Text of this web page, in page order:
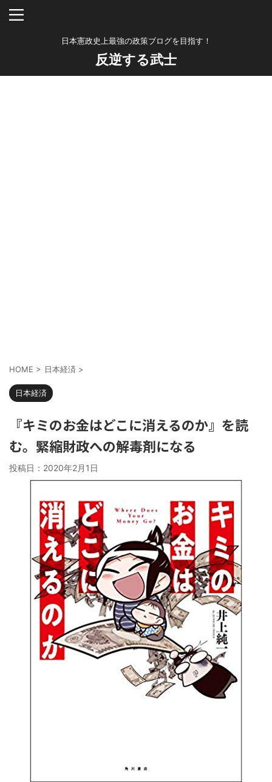
日本憲政史上最強の政策ブログを目指す！
反逆する武士
HOME > 日本経済 >
日本経済
『キミのお金はどこに消えるのか』を読
む。緊縮財政への解毒剤になる
投稿日： 2020年2月1日